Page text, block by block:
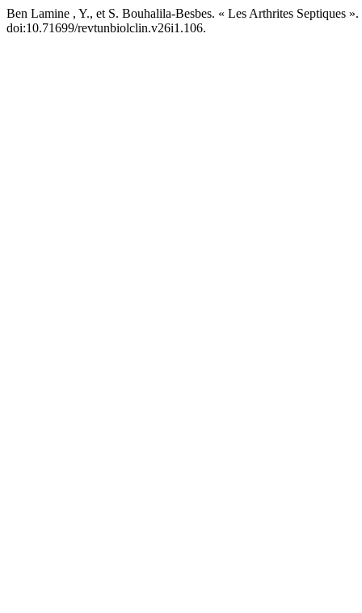
Ben Lamine , Y., et S. Bouhalila-Besbes. « Les Arthrites Septiques ».
doi:10.71699/revtunbiolclin.v26i1.106.